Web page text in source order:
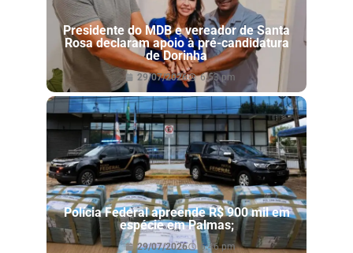
Presidente do MDB e vereador de Santa
Rosa declaram apoio à pré-candidatura
de Dorinha
29/07/2026 6:53 pm
Polícia Federal apreende R$ 900 mil em
espécie em Palmas;
29/07/2026 6:46 pm